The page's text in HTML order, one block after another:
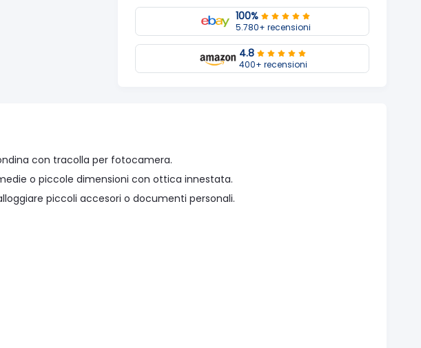
100%
5.780+ recensioni
4.8
400+ recensioni
con tracolla per fotocamera.
o piccole dimensioni con ottica innestata.
piccoli accesori o documenti personali.